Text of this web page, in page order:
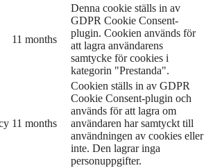
11 months
Denna cookie ställs in av
GDPR Cookie Consent-
plugin. Cookien används för
att lagra användarens
samtycke för cookies i
kategorin "Prestanda".
11 months
Cookien ställs in av GDPR
Cookie Consent-plugin och
används för att lagra om
användaren har samtyckt till
användningen av cookies eller
inte. Den lagrar inga
personuppgifter.